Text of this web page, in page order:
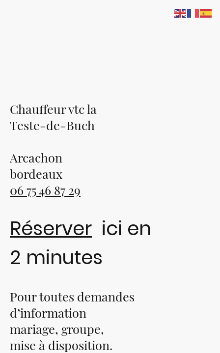
Chauffeur vtc la
Teste-de-Buch
Arcachon
bordeaux
06 75 46 87 29
Réserver ici en
2 minutes
Pour toutes demandes
d’information
mariage, groupe,
mise à disposition.